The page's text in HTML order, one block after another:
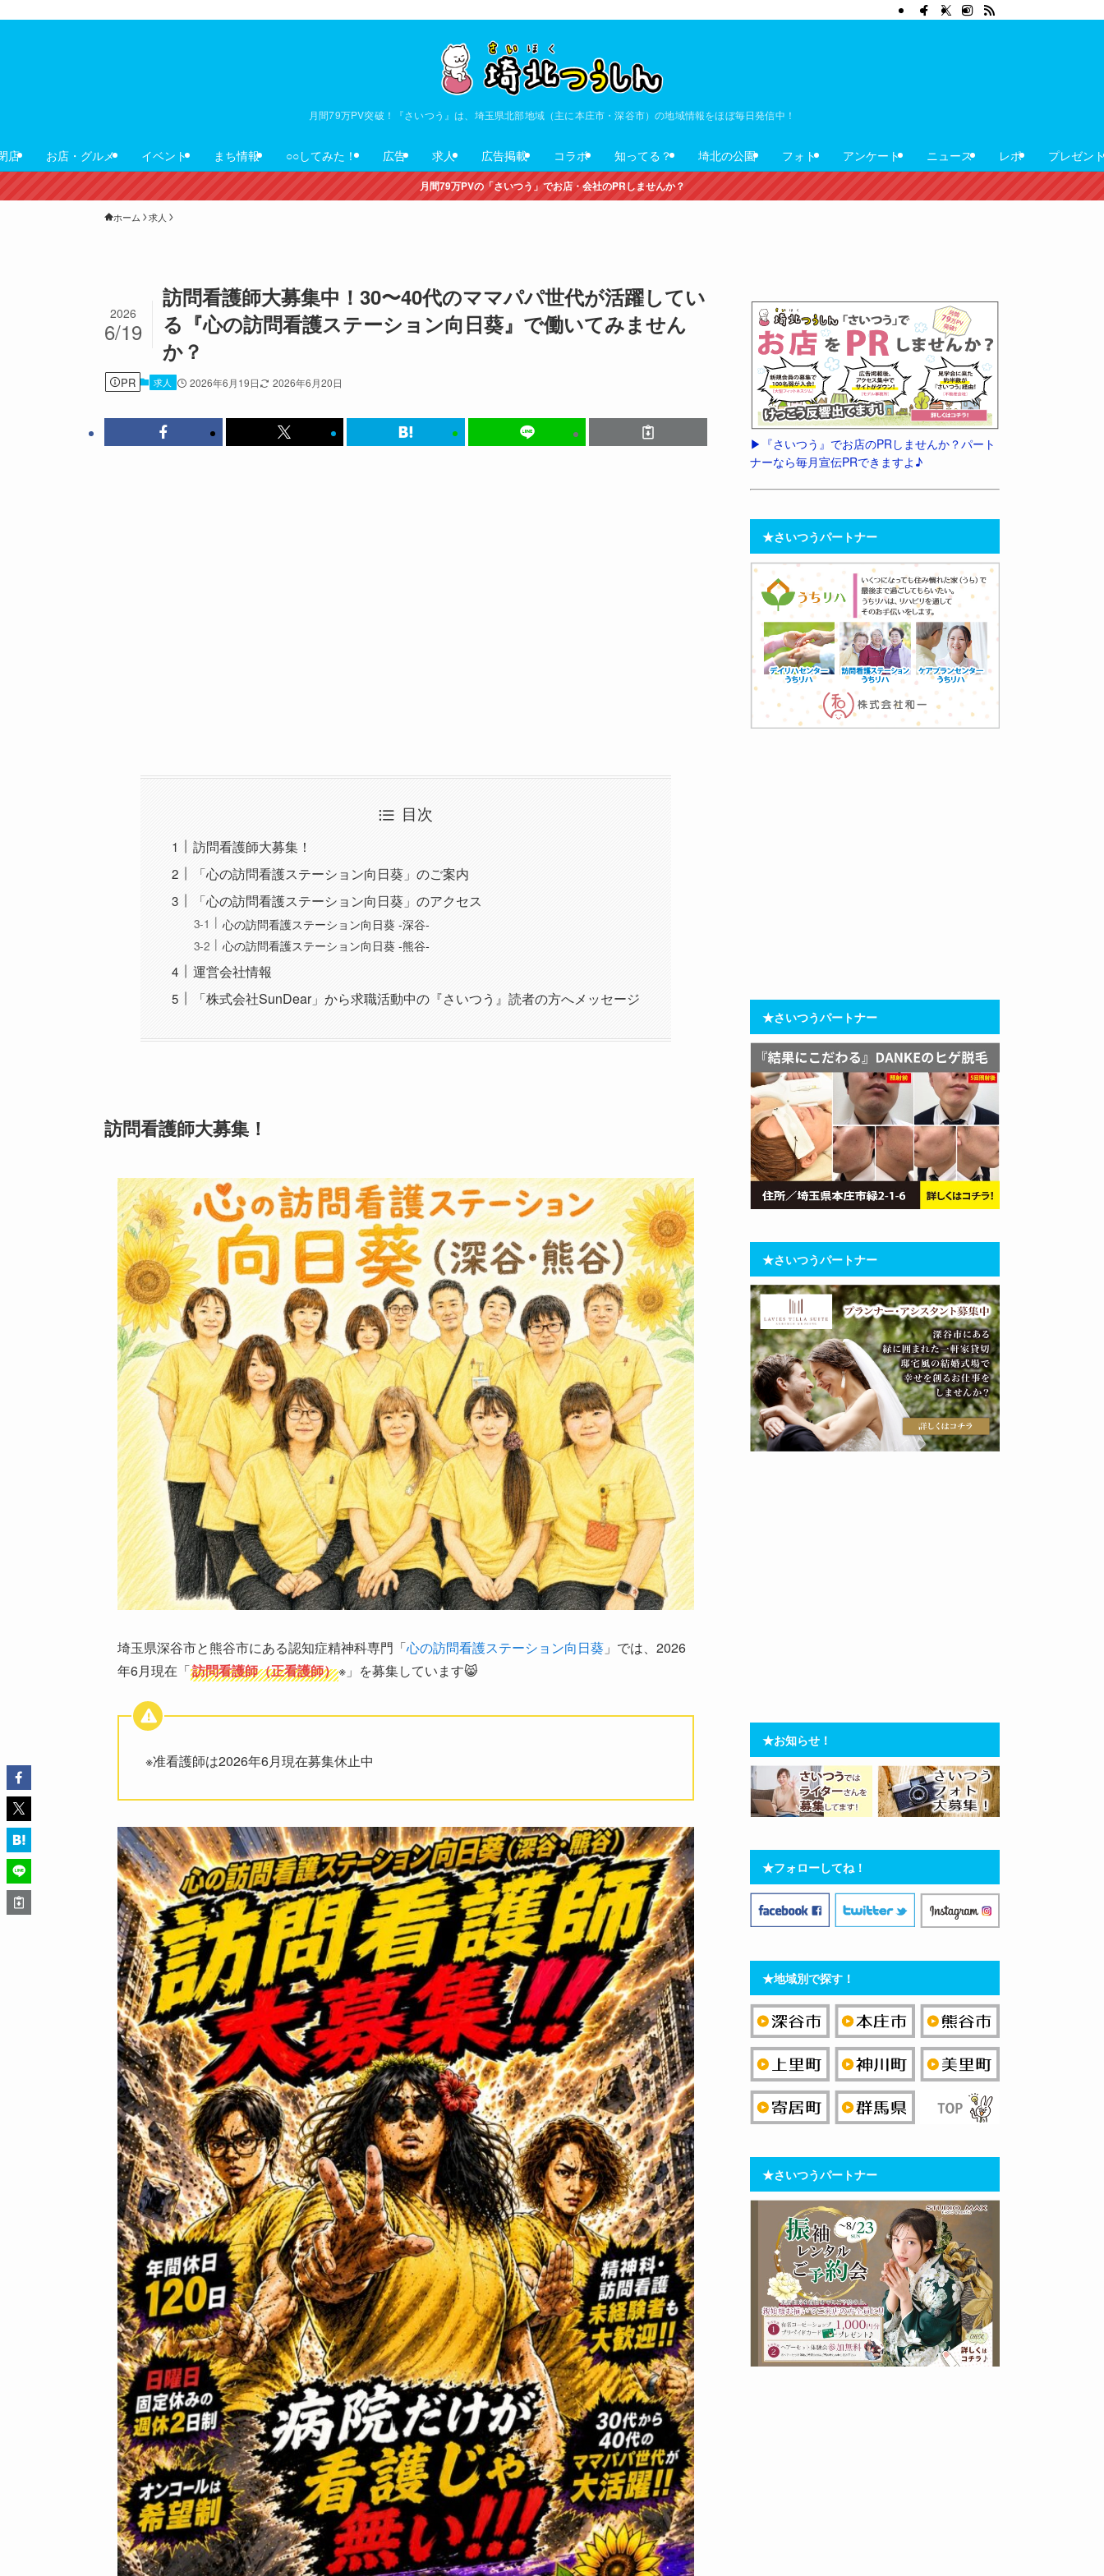
月間79万PV突破！『さいつう』は、埼玉県北部地域（主に本庄市・深谷市）の地域情報をほぼ毎日発信中！
店 お店・グルメ イベント まち情報 ○○してみた！ 広告 求人 広告掲載 コラボ 知ってる？ 埼北の公園 フォト アンケート ニュース レポ プレゼン
月間79万PVの「さいつう」でお店・会社のPRしませんか？
ホーム 求人
訪問看護師大募集中！30〜40代のママパパ世代が活躍してい
る『心の訪問看護ステーション向日葵』で働いてみません
か？
2026
6/19
PR 求人 2026年6月19日 2026年6月20日
目次
訪問看護師大募集！
「心の訪問看護ステーション向日葵」のご案内
「心の訪問看護ステーション向日葵」のアクセス
心の訪問看護ステーション向日葵 -深谷-
心の訪問看護ステーション向日葵 -熊谷-
運営会社情報
「株式会社SunDear」から求職活動中の『さいつう』読者の方へメッセージ
訪問看護師大募集！
埼玉県深谷市と熊谷市にある認知症精神科専門「心の訪問看護ステーション向日葵 」では、2026
年6月現在「訪問看護師（正看護師）※」を募集しています😸
※准看護師は2026年6月現在募集休止中
▶︎『さいつう』でお店のPRしませんか？パート
ナーなら毎月宣伝PRできますよ♪
★さいつうパートナー
★さいつうパートナー
★さいつうパートナー
★お知らせ！
★フォローしてね！
★地域別で探す！
★さいつうパートナー